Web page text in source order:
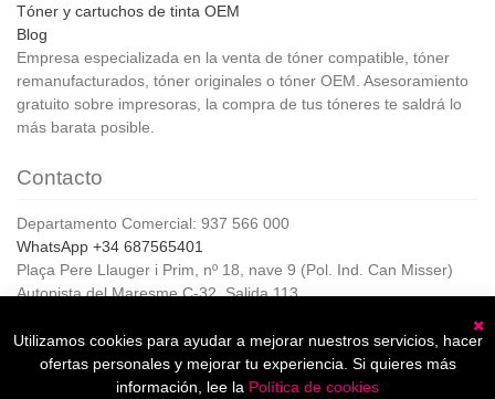
Tóner y cartuchos de tinta OEM
Blog
Empresa especializada en la venta de tóner compatible, tóner
remanufacturados, tóner originales o tóner OEM. Asesoramiento
gratuito sobre impresoras, la compra de tus tóneres te saldrá lo
más barata posible.
Contacto
Departamento Comercial: 937 566 000
WhatsApp +34 687565401
Plaça Pere Llauger i Prim, nº 18, nave 9 (Pol. Ind. Can Misser)
Autopista del Maresme C-32, Salida 113
Horario de Atención al cliente:
De lunes a jueves de 8:00 a 17:00,
Viernes de 8:00 a 15:00
Utilizamos cookies para ayudar a mejorar nuestros servicios, hacer
ofertas personales y mejorar tu experiencia. Si quieres más
información, lee la Política de cookies